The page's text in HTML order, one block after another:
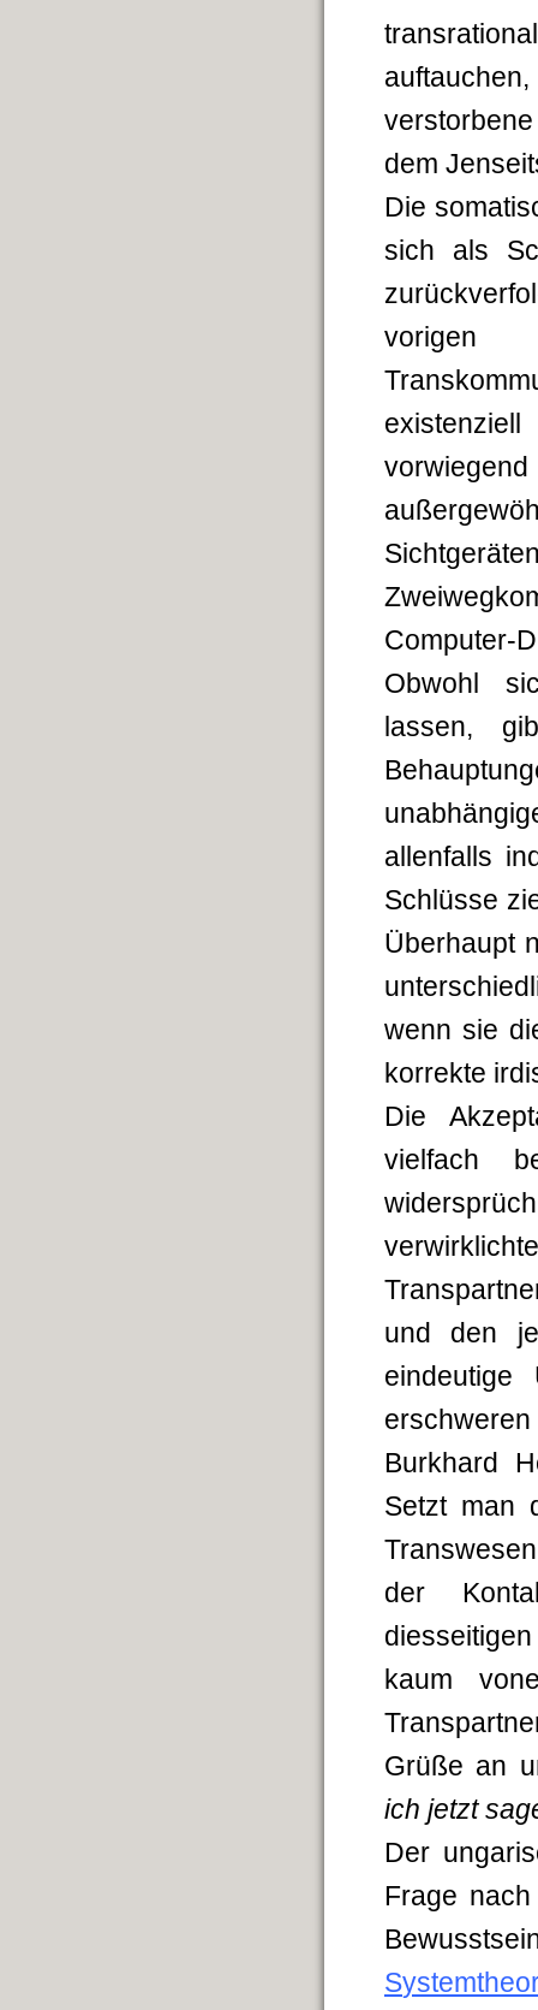
dem
Die
sich als
vorigen
Computer-
Obwohl
lassen,
allenfalls
Schlüsse
Überhaupt
wenn sie
korrekte
Die
vielfach
und den
eindeutige
Burkhard
Setzt man
der
kaum
Grüße an
ich jetzt
Der
Frage
S